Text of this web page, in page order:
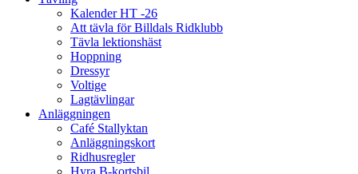
Kalender HT -26
Att tävla för Billdals Ridklubb
Tävla lektionshäst
Hoppning
Dressyr
Voltige
Lagtävlingar
Anläggningen
Café Stallyktan
Anläggningskort
Ridhusregler
Hyra B-kortsbil